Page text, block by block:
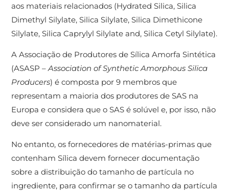
aos materiais relacionados (Hydrated Silica, Silica
Dimethyl Silylate, Silica Silylate, Silica Dimethicone
Silylate, Silica Caprylyl Silylate and, Silica Cetyl Silylate).
A Associação de Produtores de Sílica Amorfa Sintética
(ASASP –Association of Synthetic Amorphous Silica
Producers) é composta por 9 membros que
representam a maioria dos produtores de SAS na
Europa e considera que o SAS é solúvel e, por isso, não
deve ser considerado um nanomaterial.
No entanto, os fornecedores de matérias-primas que
contenham Sílica devem fornecer documentação
sobre a distribuição do tamanho de partícula no
ingrediente, para confirmar se o tamanho da partícula